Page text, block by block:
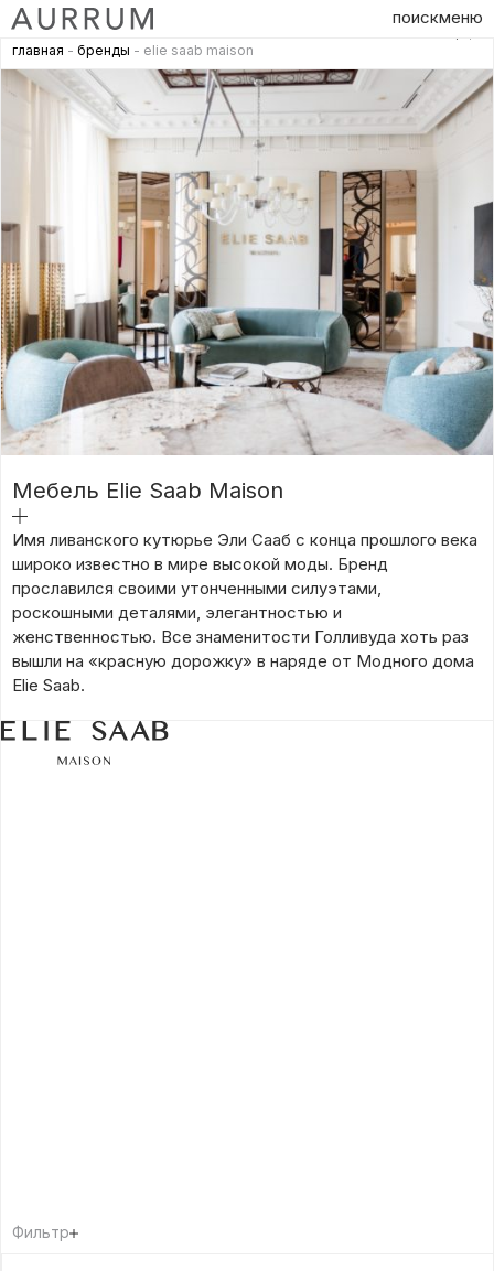
поискменю
главная - бренды - elie saab maison
Мебель Elie Saab Maison
Имя ливанского кутюрье Эли Сааб с конца прошлого века
широко известно в мире высокой моды. Бренд
прославился своими утонченными силуэтами,
роскошными деталями, элегантностью и
женственностью. Все знаменитости Голливуда хоть раз
вышли на «красную дорожку» в наряде от Модного дома
Elie Saab.
подробнее
Фильтр